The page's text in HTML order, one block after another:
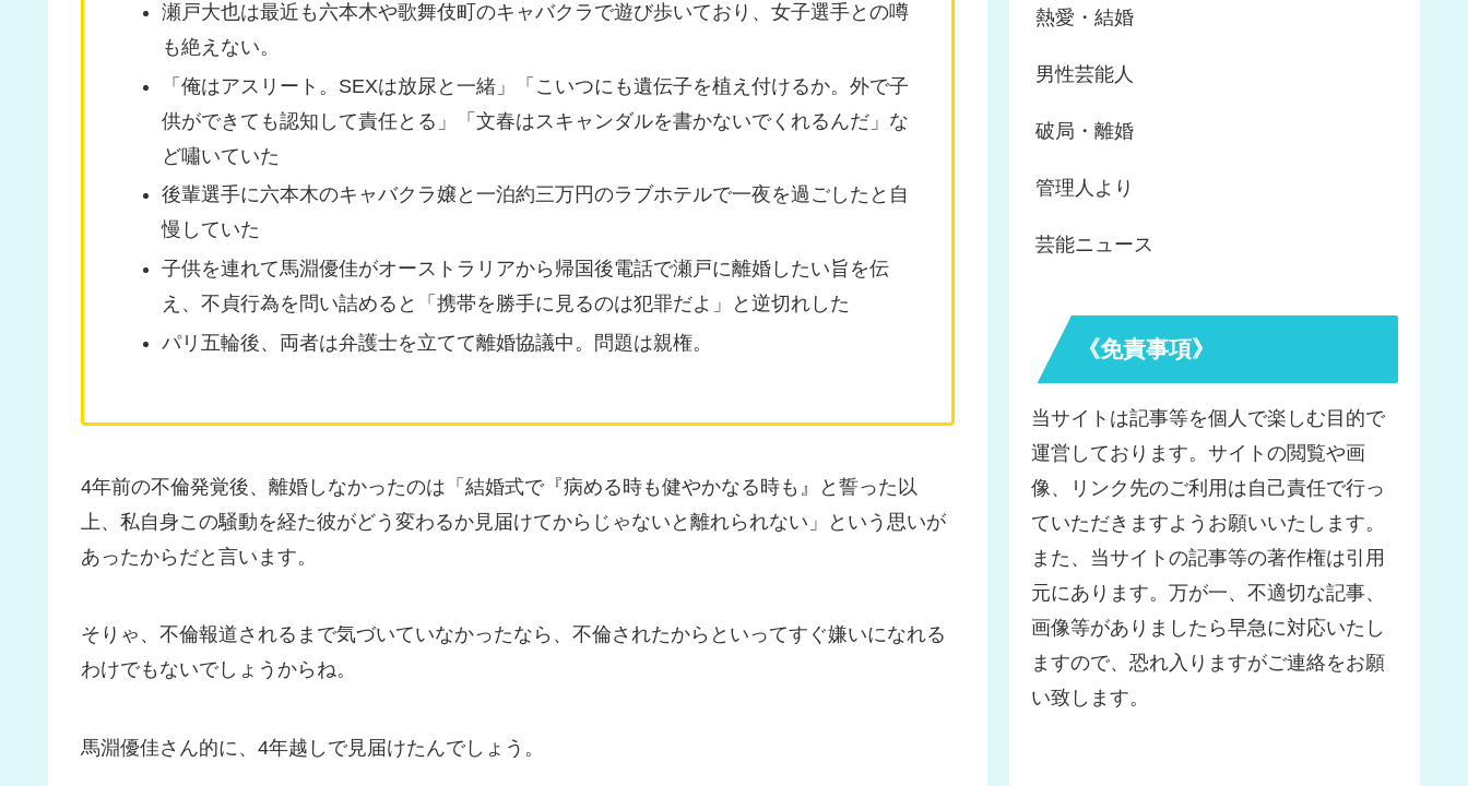
瀬戸大也は最近も六本木や歌舞伎町のキャバクラで遊び歩いており、女子選手との噂
も絶えない。
「俺はアスリート。SEXは放尿と一緒」「こいつにも遺伝子を植え付けるか。外で子
供ができても認知して責任とる」「文春はスキャンダルを書かないでくれるんだ」な
ど嘯いていた
後輩選手に六本木のキャバクラ嬢と一泊約三万円のラブホテルで一夜を過ごしたと自
慢していた
子供を連れて馬淵優佳がオーストラリアから帰国後電話で瀬戸に離婚したい旨を伝
え、不貞行為を問い詰めると「携帯を勝手に見るのは犯罪だよ」と逆切れした
パリ五輪後、両者は弁護士を立てて離婚協議中。問題は親権。
4年前の不倫発覚後、離婚しなかったのは「結婚式で『病める時も健やかなる時も』と誓った以
上、私自身この騒動を経た彼がどう変わるか見届けてからじゃないと離れられない」という思いが
あったからだと言います。
そりゃ、不倫報道されるまで気づいていなかったなら、不倫されたからといってすぐ嫌いになれる
わけでもないでしょうからね。
馬淵優佳さん的に、4年越しで見届けたんでしょう。
熱愛・結婚
男性芸能人
破局・離婚
管理人より
芸能ニュース
《免責事項》
当サイトは記事等を個人で楽しむ目的で
運営しております。サイトの閲覧や画
像、リンク先のご利用は自己責任で行っ
ていただきますようお願いいたします。
また、当サイトの記事等の著作権は引用
元にあります。万が一、不適切な記事、
画像等がありましたら早急に対応いたし
ますので、恐れ入りますがご連絡をお願
い致します。